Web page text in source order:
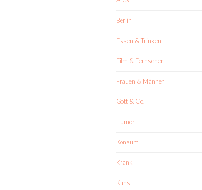
Berlin
Essen & Trinken
Film & Fernsehen
Frauen & Männer
Gott & Co.
Humor
Konsum
Krank
Kunst